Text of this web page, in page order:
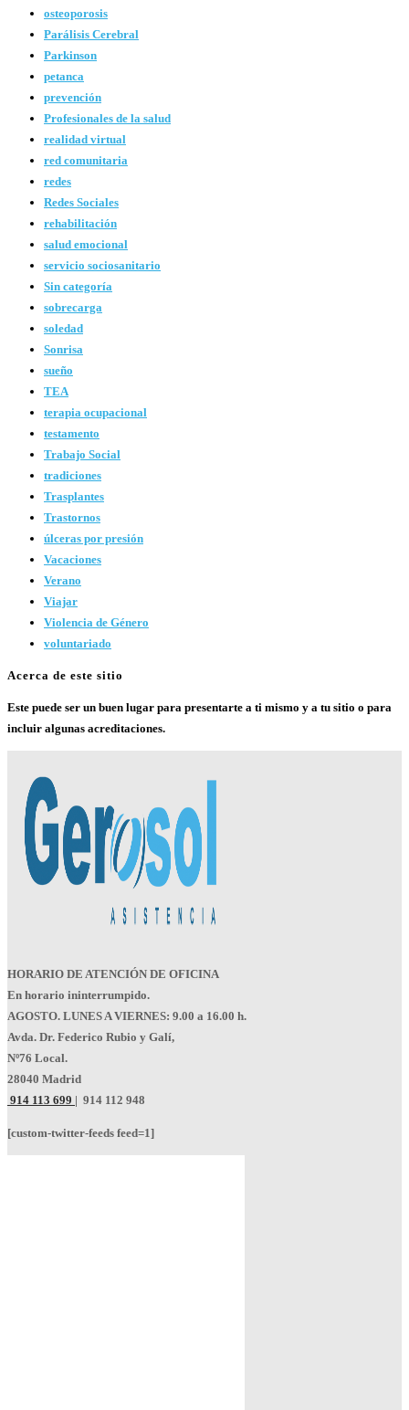
osteoporosis
Parálisis Cerebral
Parkinson
petanca
prevención
Profesionales de la salud
realidad virtual
red comunitaria
redes
Redes Sociales
rehabilitación
salud emocional
servicio sociosanitario
Sin categoría
sobrecarga
soledad
Sonrisa
sueño
TEA
terapia ocupacional
testamento
Trabajo Social
tradiciones
Trasplantes
Trastornos
úlceras por presión
Vacaciones
Verano
Viajar
Violencia de Género
voluntariado
Acerca de este sitio
Este puede ser un buen lugar para presentarte a ti mismo y a tu sitio o para
incluir algunas acreditaciones.
HORARIO DE ATENCIÓN DE OFICINA
En horario ininterrumpido.
AGOSTO. LUNES A VIERNES: 9.00 a 16.00 h.
Avda. Dr. Federico Rubio y Galí,
Nº76 Local.
28040 Madrid
914 113 699 | 914 112 948
[custom-twitter-feeds feed=1]